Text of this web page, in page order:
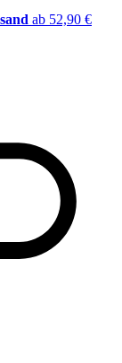
ab 52,90 €